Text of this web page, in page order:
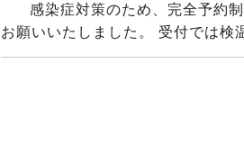
感染症対策のため、完全予約制
お願いいたしました。 受付では